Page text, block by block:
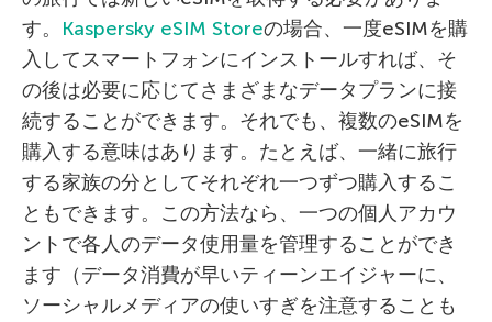
す。 Kaspersky eSIM Storeの場合、一度eSIMを購
入してスマートフォンにインストールすれば、そ
の後は必要に応じてさまざまなデータプランに接
続することができます。それでも、複数のeSIMを
購入する意味はあります。たとえば、一緒に旅行
する家族の分としてそれぞれ一つずつ購入するこ
ともできます。この方法なら、一つの個人アカウ
ントで各人のデータ使用量を管理することができ
ます（データ消費が早いティーンエイジャーに、
ソーシャルメディアの使いすぎを注意することも